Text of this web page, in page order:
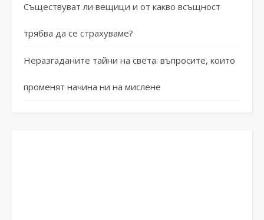
Съществуват ли вещици и от какво всъщност
трябва да се страхуваме?
Неразгаданите тайни на света: въпросите, които
променят начина ни на мислене